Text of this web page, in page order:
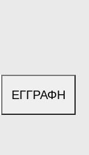
ΕΓΓΡΑΦΗ